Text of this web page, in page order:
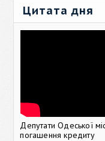
Цитата дня
Депутати Одеської
погашення кредиту